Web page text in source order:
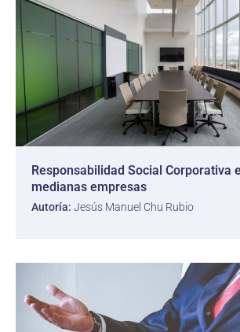
Responsabilidad Social Corporativa
medianas empresas
Autoría: Jesús Manuel Chu Rubio